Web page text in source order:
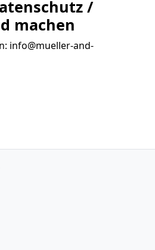
/
machen
info@mueller-and-